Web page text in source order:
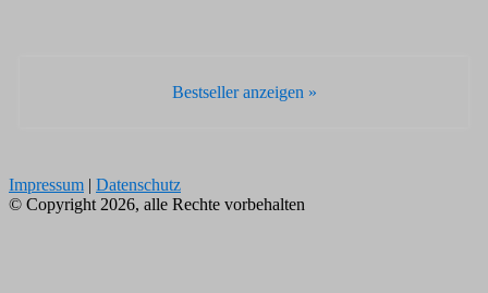
Bestseller anzeigen »
Impressum | Datenschutz
© Copyright 2026, alle Rechte vorbehalten